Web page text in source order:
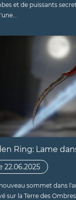
et de puissants
Ring: Lame
22.06.2025
sommet dans
sur la Terre des